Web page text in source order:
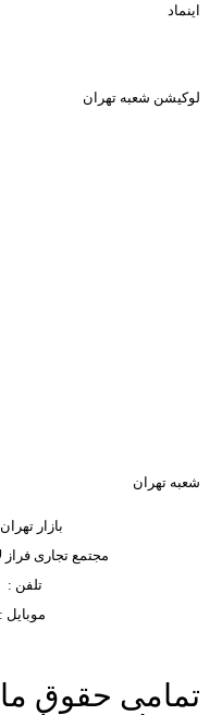
اینماد
لوکیشن شعبه تهران
شعبه تهران
بازار
مجتمع تجاری فراز لاله
تلفن : 02136348202
موبایل : 09108862566
تمامی حقوق